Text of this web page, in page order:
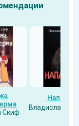
Скиф
Напарник
Владислав